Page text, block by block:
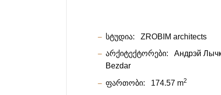
სტუდია: ZROBIM architects
არქიტექტორები: Андрэй
Bezdar
ფართობი: 174.57 m2